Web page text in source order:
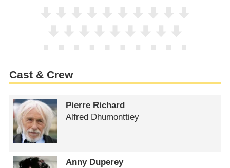
Cast & Crew
Pierre Richard
Alfred Dhumonttiey
Anny Duperey